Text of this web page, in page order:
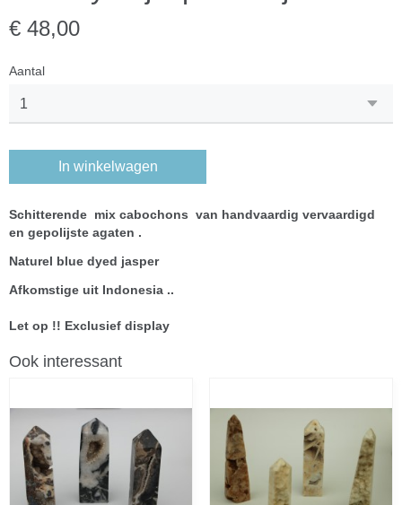
€ 48,00
Aantal
In winkelwagen
Schitterende mix cabochons van handvaardig vervaardigd
en gepolijste agaten .
Naturel blue dyed jasper
Afkomstige uit Indonesia ..
Let op !! Exclusief display
Ook interessant